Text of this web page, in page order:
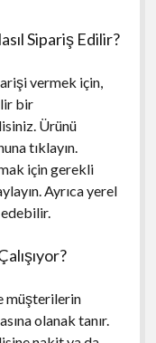
Sipariş Edilir?
vermek için,
bir
Ürünü
tıklayın.
için gerekli
Ayrıca yerel
müşterilerin
olanak tanır.